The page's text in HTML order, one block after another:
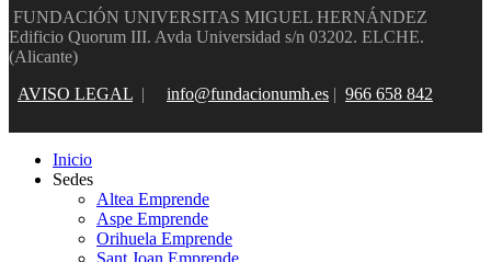
FUNDACIÓN UNIVERSITAS MIGUEL HERNÁNDEZ
Edificio Quorum III. Avda Universidad s/n 03202. ELCHE.
(Alicante)
AVISO LEGAL | info@fundacionumh.es | 966 658 842
Inicio
Sedes
Altea Emprende
Aspe Emprende
Orihuela Emprende